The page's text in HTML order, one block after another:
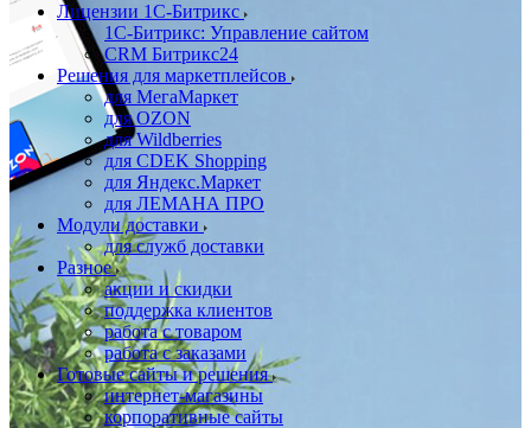
Лицензии 1С-Битрикс
1С-Битрикс: Управление сайтом
CRM Битрикс24
Решения для маркетплейсов
для МегаМаркет
для OZON
для Wildberries
для CDEK Shopping
для Яндекс.Маркет
для ЛЕМАНА ПРО
Модули доставки
для служб доставки
Разное
акции и скидки
поддержка клиентов
работа с товаром
работа с заказами
Готовые сайты и решения
интернет-магазины
корпоративные сайты